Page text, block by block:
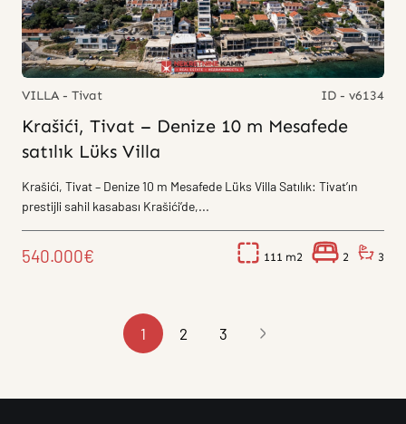
VILLA - Tivat ID - v6134
Krašići, Tivat – Denize 10 m Mesafede
satılık Lüks Villa
Krašići, Tivat – Denize 10 m Mesafede Lüks Villa Satılık: Tivat’ın
prestijli sahil kasabası Krašići’de,...
540.000€ 111 2 3
1 2 3